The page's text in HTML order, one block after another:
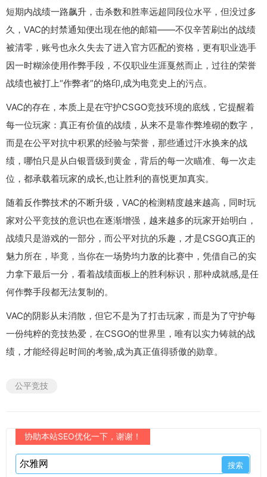
短期内战绩一路飙升，击杀数和胜率远超同段位水平，但没过多
久，VAC的封禁通知便出现在他的邮箱——不仅辛苦刷出的战绩
被清零，账号也永久失去了进入官方匹配的资格，更有职业选手
因一时糊涂使用作弊手段，不仅职业生涯戛然而止，过往的荣誉
战绩也被打上“作弊者”的烙印,成为电竞史上的污点。
VAC的存在，本质上是在守护CSGO竞技环境的底线，它提醒着
每一位玩家：真正有价值的战绩，从来不是靠作弊堆砌的数字，
而是在公平对抗中积累的经验与荣誉，那些通过汗水换来的战
绩，哪怕只是从白银晋级到黄金，背后的每一次瞄准、每一次走
位，都承载着玩家的成长,也让胜利的喜悦更加真实。
随着反作弊技术的不断升级，VAC的检测精度越来越高，同时玩
家对公平竞技的意识也在逐渐增强，越来越多的玩家开始明白，
战绩只是游戏的一部分，而公平对抗的乐趣，才是CSGO真正的
魅力所在，毕竟，当你在一场势均力敌的比赛中，凭借自己的实
力拿下最后一分，看着战绩面板上的胜利标识，那种成就感,是任
何作弊手段都无法复制的。
VAC的阴影从未消散，但它不是为了打击玩家，而是为了守护每
一份纯粹的竞技热爱，在CSGO的世界里，唯有以实力铸就的战
绩，才能经得起时间的考验,成为真正值得骄傲的勋章。
公平竞技
协助本站SEO优化一下，谢谢！